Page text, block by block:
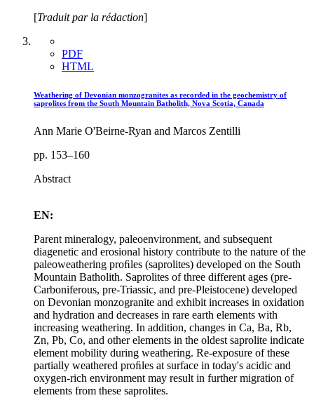
[Traduit par la rédaction]
PDF
HTML
Weathering of Devonian monzogranites as recorded in the geochemistry of
saprolites from the South Mountain Batholith, Nova Scotia, Canada
Ann Marie O'Beirne-Ryan and Marcos Zentilli
pp. 153–160
Abstract
EN:
Parent mineralogy, paleoenvironment, and subsequent
diagenetic and erosional history contribute to the nature of the
paleoweathering proﬁles (saprolites) developed on the South
Mountain Batholith. Saprolites of three different ages (pre-
Carboniferous, pre-Triassic, and pre-Pleistocene) developed
on Devonian monzogranite and exhibit increases in oxidation
and hydration and decreases in rare earth elements with
increasing weathering. In addition, changes in Ca, Ba, Rb,
Zn, Pb, Co, and other elements in the oldest saprolite indicate
element mobility during weathering. Re-exposure of these
partially weathered proﬁles at surface in today's acidic and
oxygen-rich environment may result in further migration of
elements from these saprolites.